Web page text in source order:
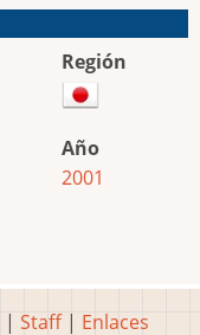
Región
Año
2001
| Staff| Enlaces